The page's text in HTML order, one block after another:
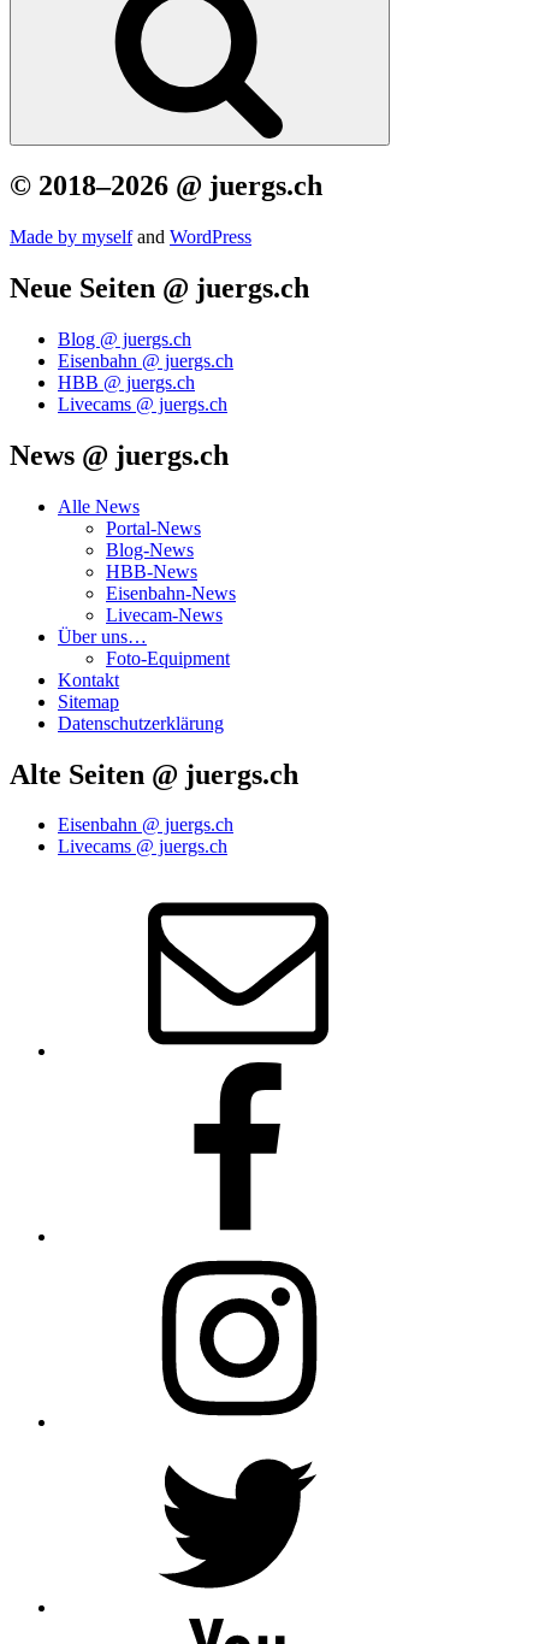
© 2018–2026 @ juergs.ch
Made by mys­elfand Word­Press
Neue Seiten @ juergs.ch
Blog @ juergs.ch
Eisenbahn @ juergs.ch
HBB @ juergs.ch
Livecams @ juergs.ch
News @ juergs.ch
Alle News
Portal-News
Blog-News
HBB-News
Eisenbahn-News
Livecam-News
Über uns…
Foto-Equipment
Kontakt
Sitemap
Datenschutzerklärung
Alte Seiten @ juergs.ch
Eisenbahn @ juergs.ch
Livecams @ juergs.ch